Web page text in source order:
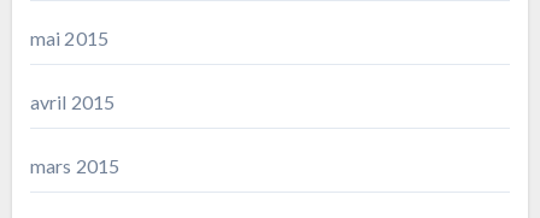
mai 2015
avril 2015
mars 2015